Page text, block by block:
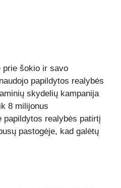
prie šokio ir savo
papildytos realybės
skydelių kampanija
8 milijonus
papildytos realybės patirtį
pastogėje, kad galėtų